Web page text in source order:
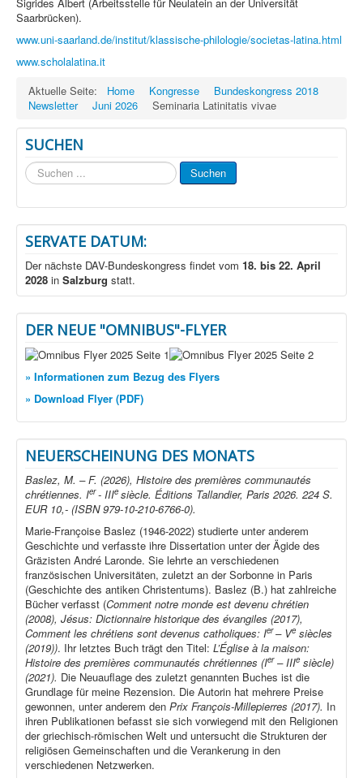
Saarbrücken).
www.uni-saarland.de/institut/klassische-philologie/societas-latina.html
www.scholalatina.it
Aktuelle Seite:
Home Kongresse
Bundeskongress 2018
Newsletter
Juni 2026 Seminaria Latinitatis vivae
SUCHEN
Suchen
...
Suchen
SERVATE DATUM:
Der nächste DAV-Bundeskongress findet vom 18. bis 22. April
2028 in Salzburg statt.
DER NEUE "OMNIBUS"-FLYER
» Informationen zum Bezug des Flyers
» Download Flyer (PDF)
NEUERSCHEINUNG DES MONATS
Baslez, M. – F. (2026), Histoire des premières communautés
chrétiennes. Ier- IIIe siècle. Éditions Tallandier, Paris 2026. 224 S.
EUR 10,- (ISBN 979-10-210-6766-0).
Marie-Françoise Baslez (1946-2022) studierte unter anderem
Geschichte und verfasste ihre Dissertation unter der Ägide des
Gräzisten André Laronde. Sie lehrte an verschiedenen
französischen Universitäten, zuletzt an der Sorbonne in Paris
(Geschichte des antiken Christentums). Baslez (B.) hat zahlreiche
Bücher verfasst (Comment notre monde est devenu chrétien
(2008), Jésus: Dictionnaire historique des évangiles (2017),
Comment les chrétiens sont devenus catholiques: Ier– Ve siècles
(2019)). Ihr letztes Buch trägt den Titel: L’Église à la maison:
Histoire des premières communautés chrétiennes (Ier– IIIe siècle)
(2021). Die Neuauflage des zuletzt genannten Buches ist die
Grundlage für meine Rezension. Die Autorin hat mehrere Preise
gewonnen, unter anderem den Prix François-Millepierres (2017). In
ihren Publikationen befasst sie sich vorwiegend mit den Religionen
der griechisch-römischen Welt und untersucht die Strukturen der
religiösen Gemeinschaften und die Verankerung in den
verschiedenen Netzwerken.